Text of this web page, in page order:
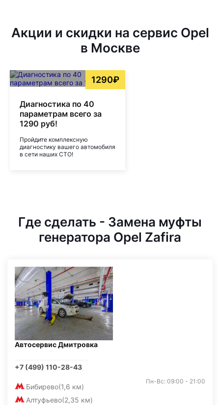
Акции и скидки на сервис Opel
в Москве
1290₽
Диагностика по 40
параметрам всего за
1290 руб!
Пройдите комплексную
диагностику вашего автомобиля
в сети наших СТО!
Где сделать - Замена муфты
генератора Opel Zafira
Автосервис Дмитровка
+7 (499) 110-28-43
Бибирево(1,6 км)
Алтуфьево(2,35 км)
Пн-Вс: 09:00 - 21:00